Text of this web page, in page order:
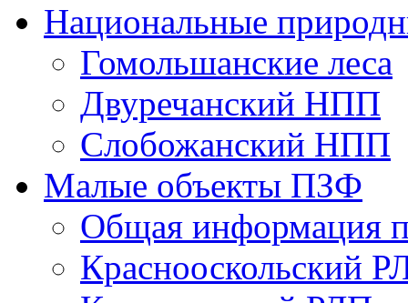
Национальные
Гомольшанские леса
Двуречанский НПП
Слобожанский НПП
Малые объекты ПЗФ
Общая информация
Краснооскольский